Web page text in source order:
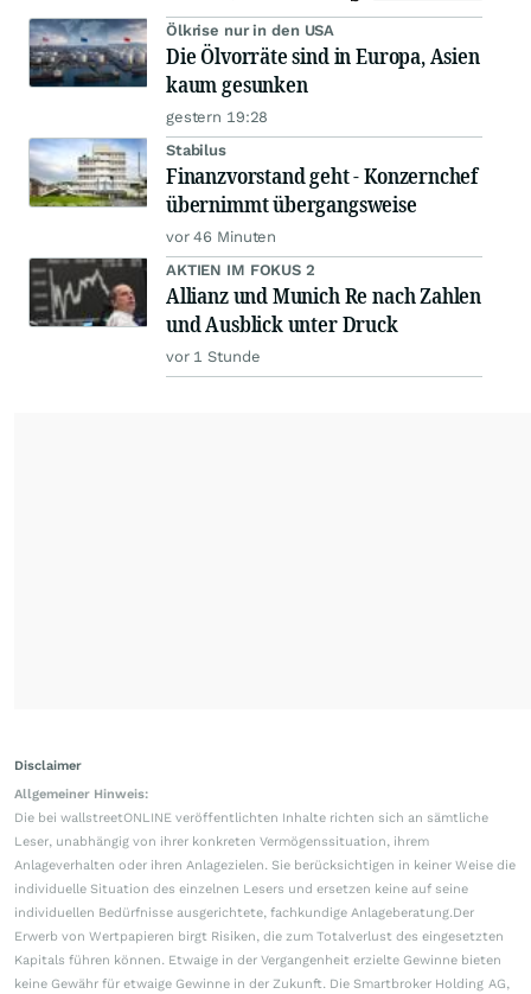
Ölkrise nur in den USA
Die Ölvorräte sind in Europa, Asien
kaum gesunken
gestern 19:28
Stabilus
Finanzvorstand geht - Konzernchef
übernimmt übergangsweise
vor 46 Minuten
AKTIEN IM FOKUS 2
Allianz und Munich Re nach Zahlen
und Ausblick unter Druck
vor 1 Stunde
Disclaimer
Allgemeiner Hinweis:
Die bei wallstreetONLINE veröffentlichten Inhalte richten sich an sämtliche
Leser, unabhängig von ihrer konkreten Vermögenssituation, ihrem
Anlageverhalten oder ihren Anlagezielen. Sie berücksichtigen in keiner Weise die
individuelle Situation des einzelnen Lesers und ersetzen keine auf seine
individuellen Bedürfnisse ausgerichtete, fachkundige Anlageberatung.Der
Erwerb von Wertpapieren birgt Risiken, die zum Totalverlust des eingesetzten
Kapitals führen können. Etwaige in der Vergangenheit erzielte Gewinne bieten
keine Gewähr für etwaige Gewinne in der Zukunft. Die Smartbroker Holding AG,